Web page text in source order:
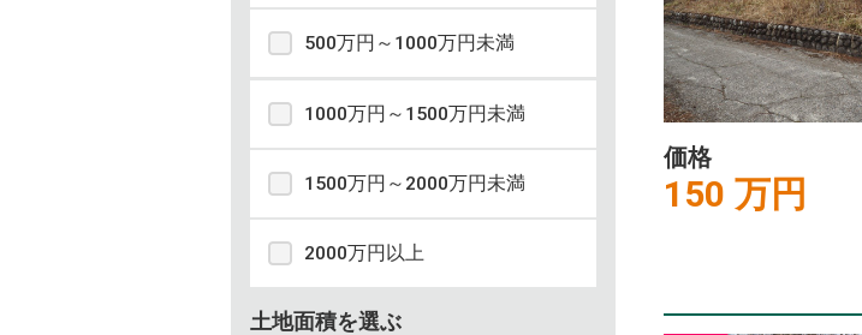
500万円～1000万円未満
1000万円～1500万円未満
1500万円～2000万円未満
2000万円以上
土地面積を選ぶ
価格
150 万円